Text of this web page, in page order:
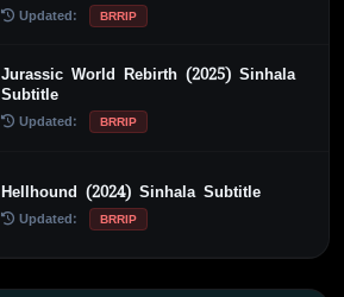
Updated: BRRIP
Jurassic World Rebirth (2025) Sinhala
Subtitle
Updated: BRRIP
Hellhound (2024) Sinhala Subtitle
Updated: BRRIP